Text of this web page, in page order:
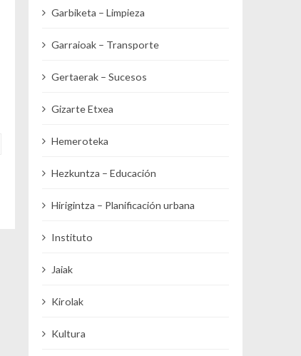
Garbiketa – Limpieza
Garraioak – Transporte
Gertaerak – Sucesos
Gizarte Etxea
Hemeroteka
Hezkuntza – Educación
Hirigintza – Planificación urbana
Instituto
Jaiak
Kirolak
Kultura